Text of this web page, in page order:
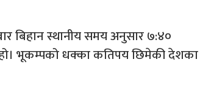
बिहान स्थानीय समय अनुसार ७:४०
हो। भूकम्पको धक्का कतिपय छिमेकी देशका